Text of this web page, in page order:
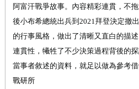
阿富汗戰爭故事。內容精彩連貫，不
後小布希總統出兵到 2021 拜登決定撤
的行事風格 ，做出了清晰又直白的描
連貫性，犧牲了不少決策過程背後的
當事者敘述的資料，就足以做為參考借
戰研所